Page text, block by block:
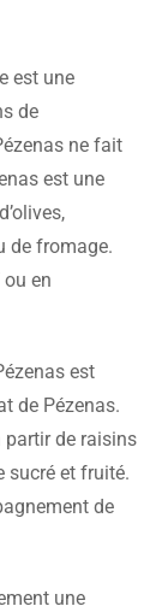
est une
de
ne fait
est une
de fromage.
ou en
est
de Pézenas.
partir de raisins
sucré et fruité.
de
une